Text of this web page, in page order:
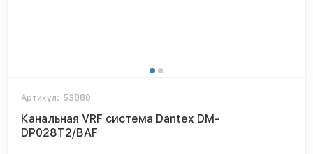
Артикул: 53880
Канальная VRF система Dantex DM-
DP028T2/BAF